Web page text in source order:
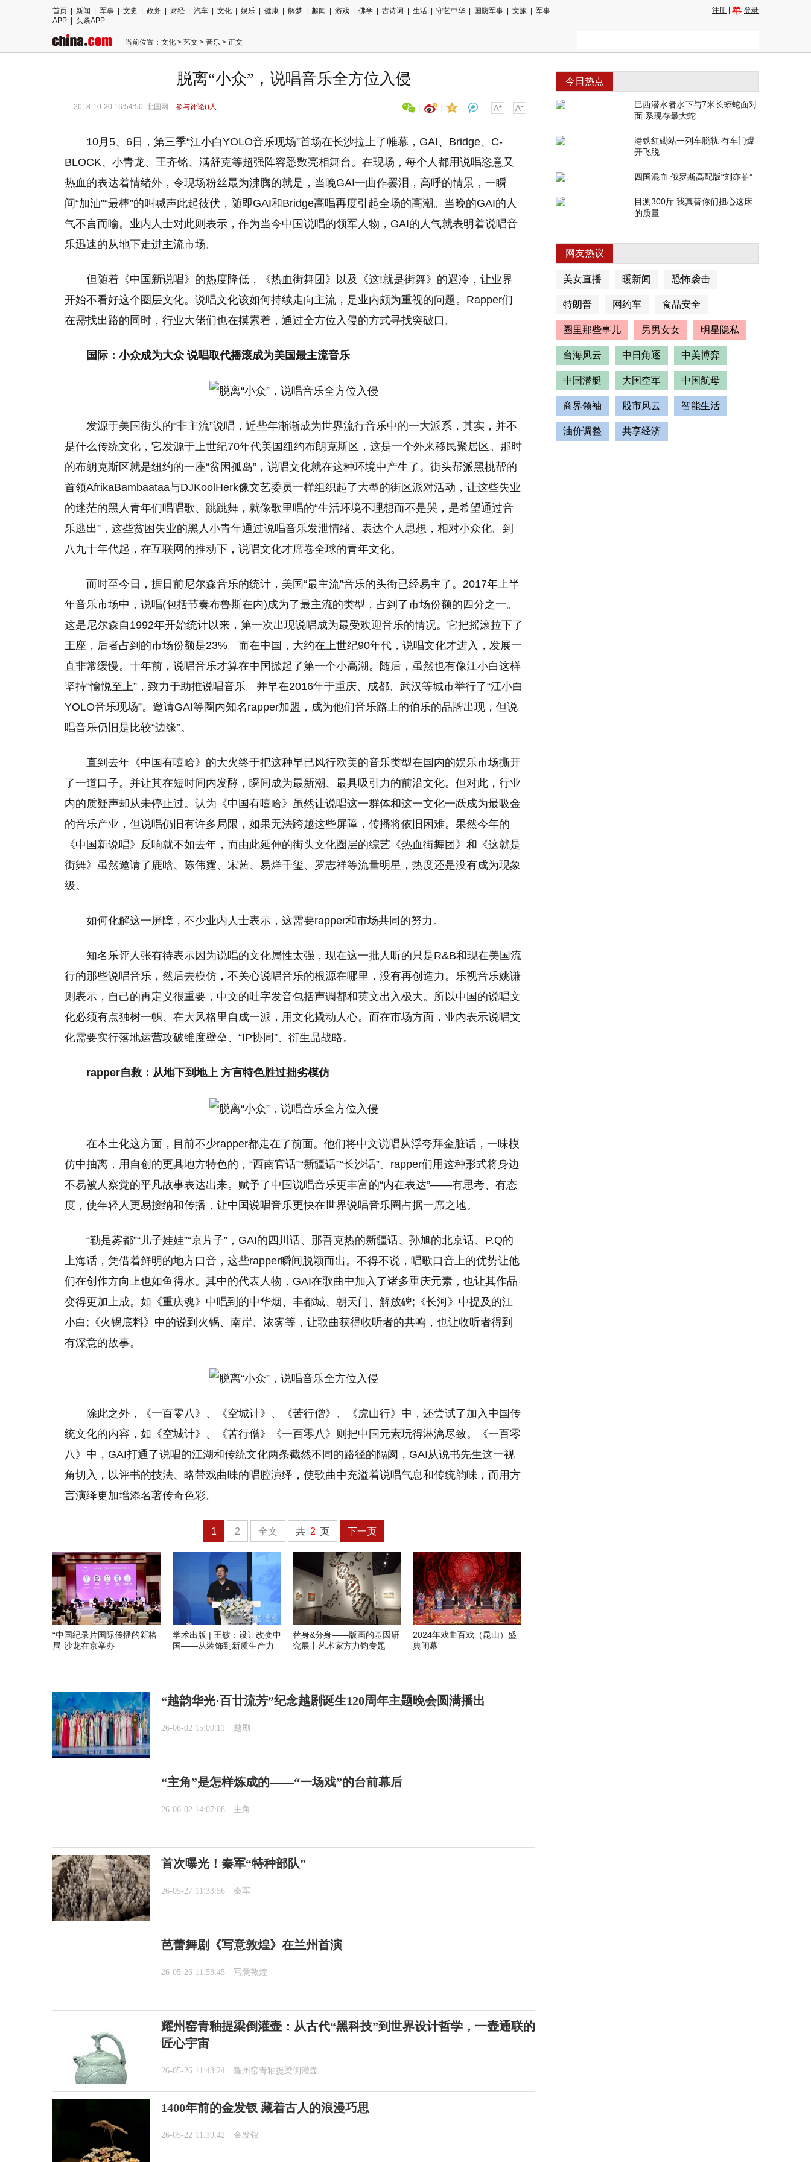
首页 新闻 军事 文史 政务 财经 汽车 文化 娱乐 健康 解梦 趣闻 游戏 佛学 古诗词 生活 守艺中华 国防军事 文旅
军事
APP
头条APP
注册 登录
当前位置： 文化 > 艺文 > 音乐 > 正文
脱离“小众”，说唱音乐全方位入侵
用微信扫描二维码
分享至好友和朋友圈
2018-10-20 16:54:50 北国网 参与评论()人
10月5、6日，第三季“江小白YOLO音乐现场”首场在长沙拉上了帷幕，GAI、Bridge、C-
BLOCK、小青龙、王齐铭、满舒克等超强阵容悉数亮相舞台。在现场，每个人都用说唱恣意又
热血的表达着情绪外，令现场粉丝最为沸腾的就是，当晚GAI一曲作罢泪，高呼的情景，一瞬
间“加油”“最棒”的叫喊声此起彼伏，随即GAI和Bridge高唱再度引起全场的高潮。当晚的GAI的人
气不言而喻。业内人士对此则表示，作为当今中国说唱的领军人物，GAI的人气就表明着说唱音
乐迅速的从地下走进主流市场。
但随着《中国新说唱》的热度降低，《热血街舞团》以及《这!就是街舞》的遇冷，让业界
开始不看好这个圈层文化。说唱文化该如何持续走向主流，是业内颇为重视的问题。Rapper们
在需找出路的同时，行业大佬们也在摸索着，通过全方位入侵的方式寻找突破口。
国际：小众成为大众 说唱取代摇滚成为美国最主流音乐
发源于美国街头的“非主流”说唱，近些年渐渐成为世界流行音乐中的一大派系，其实，并不
是什么传统文化，它发源于上世纪70年代美国纽约布朗克斯区，这是一个外来移民聚居区。那时
的布朗克斯区就是纽约的一座“贫困孤岛”，说唱文化就在这种环境中产生了。街头帮派黑桃帮的
首领AfrikaBambaataa与DJKoolHerk像文艺委员一样组织起了大型的街区派对活动，让这些失业
的迷茫的黑人青年们唱唱歌、跳跳舞，就像歌里唱的“生活环境不理想而不是哭，是希望通过音
乐逃出”，这些贫困失业的黑人小青年通过说唱音乐发泄情绪、表达个人思想，相对小众化。到
八九十年代起，在互联网的推动下，说唱文化才席卷全球的青年文化。
而时至今日，据日前尼尔森音乐的统计，美国“最主流”音乐的头衔已经易主了。2017年上半
年音乐市场中，说唱(包括节奏布鲁斯在内)成为了最主流的类型，占到了市场份额的四分之一。
这是尼尔森自1992年开始统计以来，第一次出现说唱成为最受欢迎音乐的情况。它把摇滚拉下了
王座，后者占到的市场份额是23%。而在中国，大约在上世纪90年代，说唱文化才进入，发展一
直非常缓慢。十年前，说唱音乐才算在中国掀起了第一个小高潮。随后，虽然也有像江小白这样
坚持“愉悦至上”，致力于助推说唱音乐。并早在2016年于重庆、成都、武汉等城市举行了“江小白
YOLO音乐现场”。邀请GAI等圈内知名rapper加盟，成为他们音乐路上的伯乐的品牌出现，但说
唱音乐仍旧是比较“边缘”。
直到去年《中国有嘻哈》的大火终于把这种早已风行欧美的音乐类型在国内的娱乐市场撕开
了一道口子。并让其在短时间内发酵，瞬间成为最新潮、最具吸引力的前沿文化。但对此，行业
内的质疑声却从未停止过。认为《中国有嘻哈》虽然让说唱这一群体和这一文化一跃成为最吸金
的音乐产业，但说唱仍旧有许多局限，如果无法跨越这些屏障，传播将依旧困难。果然今年的
《中国新说唱》反响就不如去年，而由此延伸的街头文化圈层的综艺《热血街舞团》和《这就是
街舞》虽然邀请了鹿晗、陈伟霆、宋茜、易烊千玺、罗志祥等流量明星，热度还是没有成为现象
级。
如何化解这一屏障，不少业内人士表示，这需要rapper和市场共同的努力。
知名乐评人张有待表示因为说唱的文化属性太强，现在这一批人听的只是R&B和现在美国流
行的那些说唱音乐，然后去模仿，不关心说唱音乐的根源在哪里，没有再创造力。乐视音乐姚谦
则表示，自己的再定义很重要，中文的吐字发音包括声调都和英文出入极大。所以中国的说唱文
化必须有点独树一帜、在大风格里自成一派，用文化撬动人心。而在市场方面，业内表示说唱文
化需要实行落地运营攻破维度壁垒、“IP协同”、衍生品战略。
rapper自救：从地下到地上 方言特色胜过拙劣模仿
在本土化这方面，目前不少rapper都走在了前面。他们将中文说唱从浮夸拜金脏话，一味模
仿中抽离，用自创的更具地方特色的，“西南官话”“新疆话”“长沙话”。rapper们用这种形式将身边
不易被人察觉的平凡故事表达出来。赋予了中国说唱音乐更丰富的“内在表达”——有思考、有态
度，使年轻人更易接纳和传播，让中国说唱音乐更快在世界说唱音乐圈占据一席之地。
“勒是雾都”“儿子娃娃”“京片子”，GAI的四川话、那吾克热的新疆话、孙旭的北京话、P.Q的
上海话，凭借着鲜明的地方口音，这些rapper瞬间脱颖而出。不得不说，唱歌口音上的优势让他
们在创作方向上也如鱼得水。其中的代表人物，GAI在歌曲中加入了诸多重庆元素，也让其作品
变得更加上成。如《重庆魂》中唱到的中华烟、丰都城、朝天门、解放碑;《长河》中提及的江
小白;《火锅底料》中的说到火锅、南岸、浓雾等，让歌曲获得收听者的共鸣，也让收听者得到
有深意的故事。
除此之外，《一百零八》、《空城计》、《苦行僧》、《虎山行》中，还尝试了加入中国传
统文化的内容，如《空城计》、《苦行僧》《一百零八》则把中国元素玩得淋漓尽致。《一百零
八》中，GAI打通了说唱的江湖和传统文化两条截然不同的路径的隔阂，GAI从说书先生这一视
角切入，以评书的技法、略带戏曲味的唱腔演绎，使歌曲中充溢着说唱气息和传统韵味，而用方
言演绎更加增添名著传奇色彩。
1 2 全文 共 2 页 下一页
“中国纪录片国际传播的新格
局”沙龙在京举办
学术出版 | 王敏：设计改变中
国——从装饰到新质生产力
替身&分身——版画的基因研
究展丨艺术家方力钧专题
2024年戏曲百戏（昆山）盛
典闭幕
“越韵华光·百廿流芳”纪念越剧诞生120周年主题晚会圆满播出
26-06-02 15:09:11 越剧
“主角”是怎样炼成的——“一场戏”的台前幕后
26-06-02 14:07:08 主角
首次曝光！秦军“特种部队”
26-05-27 11:33:56 秦军
芭蕾舞剧《写意敦煌》在兰州首演
26-05-26 11:53:45 写意敦煌
耀州窑青釉提梁倒灌壶：从古代“黑科技”到世界设计哲学，一壶通联的
匠心宇宙
26-05-26 11:43:24 耀州窑青釉提梁倒灌壶
1400年前的金发钗 藏着古人的浪漫巧思
26-05-22 11:39:42 金发钗
今日热点
巴西潜水者水下与7米长蟒蛇面对
面 系现存最大蛇
港铁红磡站一列车脱轨 有车门爆
开飞脱
四国混血 俄罗斯高配版“刘亦菲”
目测300斤 我真替你们担心这床
的质量
网友热议
美女直播 暖新闻 恐怖袭击
特朗普 网约车 食品安全
圈里那些事儿 男男女女 明星隐私
台海风云 中日角逐 中美博弈
中国潜艇 大国空军 中国航母
商界领袖 股市风云 智能生活
油价调整 共享经济